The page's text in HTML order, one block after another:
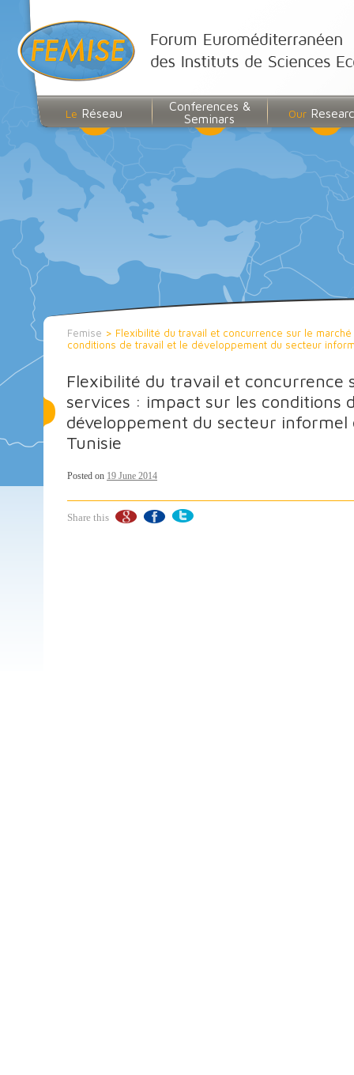
Le Réseau
Conferences &
Seminars
Our
Femise > Flexibilité du travail et concurrence sur le
conditions de travail et le développement du secteur
Flexibilité du travail et concurrence
services : impact sur les conditions
développement du secteur informel
Tunisie
Posted on 19 June 2014
Share this